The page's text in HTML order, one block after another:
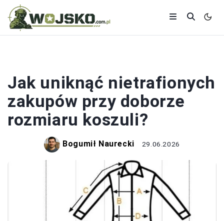
Jak uniknąć nietrafionych
zakupów przy doborze
rozmiaru koszuli?
Bogumił Naurecki 29.06.2026